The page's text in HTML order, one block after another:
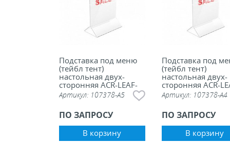
Подставка под меню
(тейбл тент)
настольная двух-
сторонняя ACR-LEAF-
M, А5
Артикул: 107378-А5
ПО ЗАПРОСУ
В корзину
Подставка под
(тейбл тент)
настольная двух-
сторонняя ACR-
M, А4
Артикул: 107378-А4
ПО ЗАПРОСУ
В корзину